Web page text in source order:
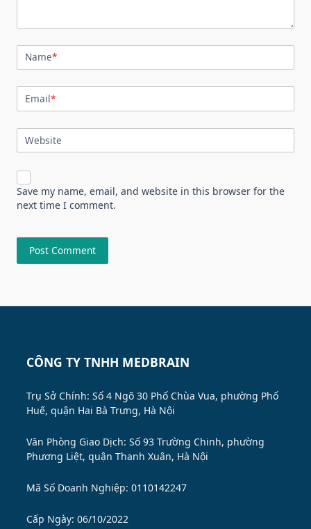
Name*
Email*
Website
Save my name, email, and website in this browser for the
next time I comment.
CÔNG TY TNHH MEDBRAIN
Trụ Sở Chính: Số 4 Ngõ 30 Phố Chùa Vua, phường Phố
Huế, quận Hai Bà Trưng, Hà Nội
Văn Phòng Giao Dịch: Số 93 Trường Chinh, phường
Phương Liệt, quận Thanh Xuân, Hà Nội
Mã Số Doanh Nghiệp: 0110142247
Cấp Ngày: 06/10/2022